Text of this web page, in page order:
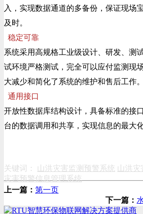
入，实现数据通道的多备份，保证现场
及时。
稳定可靠
系统采用高规格工业级设计、研发、测
试环境严格测试，完全可以应付监测现
大减少和简化了系统的维护和售后工作。
通用接口
开放性数据库结构设计，具备标准的接
台的数据调用和共享，实现信息的最大化
关键词： 山洪灾害监测预警系统 山洪灾
灾害预警信息管理系统
上一篇： 第一页
下一篇：